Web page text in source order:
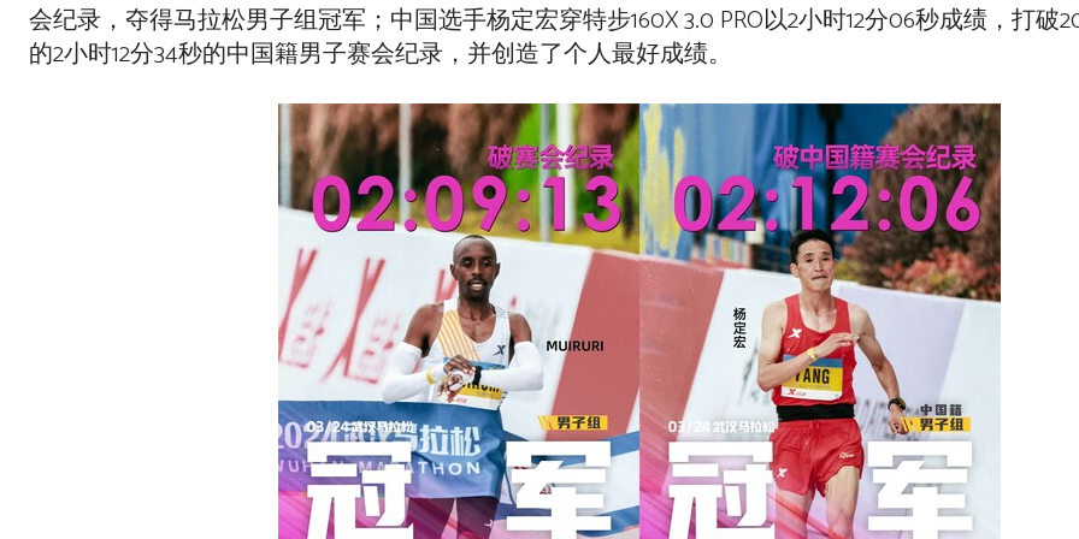
会纪录，夺得马拉松男子组冠军；中国选手杨定宏穿特步160X 3.0 PRO以2小时12分06秒成绩，打破
的2小时12分34秒的中国籍男子赛会纪录，并创造了个人最好成绩。